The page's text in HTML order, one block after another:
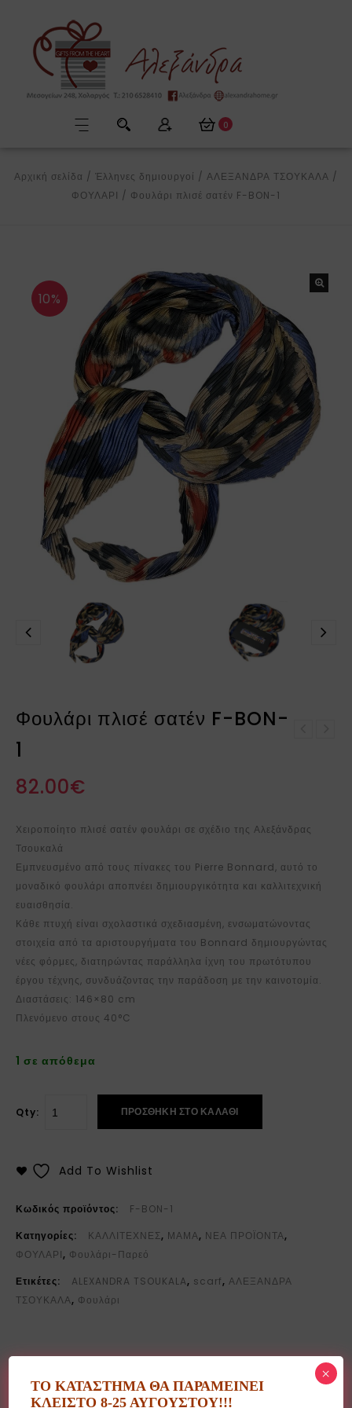
0
Αρχική σελίδα / Έλληνες δημιουργοί / ΑΛΕΞΑΝΔΡΑ ΤΣΟΥΚΑΛΑ /
ΦΟΥΛΑΡΙ / Φουλάρι πλισέ σατέν F-BON-1
10%
Φουλάρι πλισέ σατέν F-BON-
1
82.00€
Χειροποίητο πλισέ σατέν φουλάρι σε σχέδιο της Αλεξάνδρας
Τσουκαλά
Εμπνευσμένο από τους πίνακες του Pierre Bonnard, αυτό το
μοναδικό φουλάρι αποπνέει δημιουργικότητα και καλλιτεχνική
ευαισθησία.
Κάθε πτυχή είναι σχολαστικά σχεδιασμένη, ενσωματώνοντας
στοιχεία από τα αριστουργήματα του Bonnard δημιουργώντας
νέες φόρμες, διατηρώντας παράλληλα ίχνη του πρωτότυπου
έργου τέχνης, συνδυάζοντας την παράδοση με την καινοτομία.
Διαστάσεις: 146×80 cm
Πλενόμενο στους 40°C
1 σε απόθεμα
Qty: ΠΡΟΣΘΉΚΗ ΣΤΟ ΚΑΛΆΘΙ
Add To Wishlist
Κωδικός προϊόντος:
F-BON-1
Κατηγορίες:
ΚΑΛΛΙΤΕΧΝΕΣ, ΜΑΜΑ, ΝΕΑ ΠΡΟΪΟΝΤΑ,
ΦΟΥΛΑΡΙ, Φουλάρι-Παρεό
Ετικέτες:
ALEXANDRA TSOUKALA, scarf, ΑΛΕΞΑΝΔΡΑ
ΤΣΟΥΚΑΛΑ, Φουλάρι
Περιγραφή
ΤΟ ΚΑΤΑΣΤΗΜΑ ΘΑ ΠΑΡΑΜΕΙΝΕΙ
ΚΛΕΙΣΤΟ 8-25 ΑΥΓΟΥΣΤΟΥ!!!
×